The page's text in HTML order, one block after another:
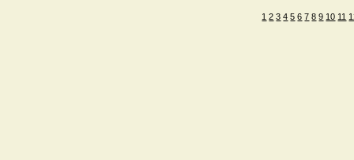
1 2 3 4 5 6 7 8 9 10 11